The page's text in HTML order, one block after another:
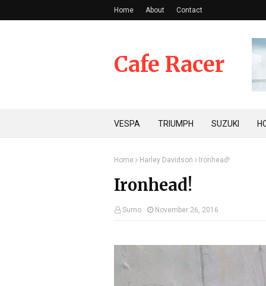
Home About Contact
Cafe Racer
VESPA TRIUMPH SUZUKI
Home Harley Davidson Ironhead!
Ironhead!
Sumo November 26, 2016